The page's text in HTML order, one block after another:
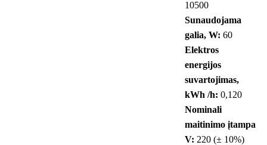
10500
Sunaudojama
galia, W: 60
Elektros
energijos
suvartojimas,
kWh /h: 0,120
Nominali
maitinimo įtampa
V: 220 (± 10%)